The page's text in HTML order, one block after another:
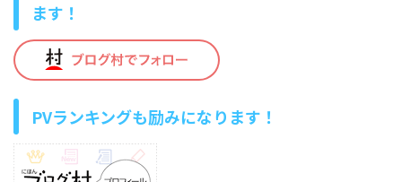
ます！
PVランキングも励みになります！